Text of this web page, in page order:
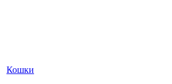
Кошки